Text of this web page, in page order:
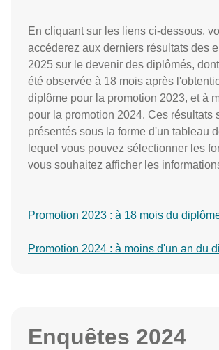
En cliquant sur les liens ci-dessous,
accéderez aux derniers résultats des
2025 sur le devenir des diplômés,
été observée à 18 mois après
diplôme pour la promotion 2023, et à
pour la promotion 2024. Ces résultats
présentés sous la forme d'un tableau
lequel vous pouvez sélectionner les
vous souhaitez afficher les
Promotion 2023 : à 18 mois du
Promotion 2024 : à moins d'un an du
Enquêtes 2024